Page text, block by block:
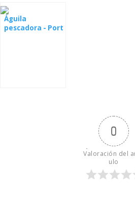
Águila
pescadora - Port
0
Valoración del
ulo